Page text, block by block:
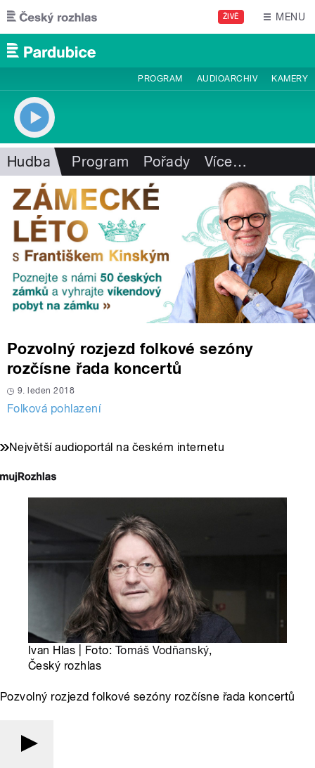
Přejít k hlavnímu obsahu
ŽIVĚ MENU
PROGRAM AUDIOARCHIV KAMERY
Hudba Program Pořady Více…
Pozvolný rozjezd folkové sezóny
rozčísne řada koncertů
9. leden 2018
Folková pohlazení
Největší audioportál na českém internetu
Ivan Hlas | Foto: Tomáš Vodňanský,
Český rozhlas
Pozvolný rozjezd folkové sezóny rozčísne řada koncertů